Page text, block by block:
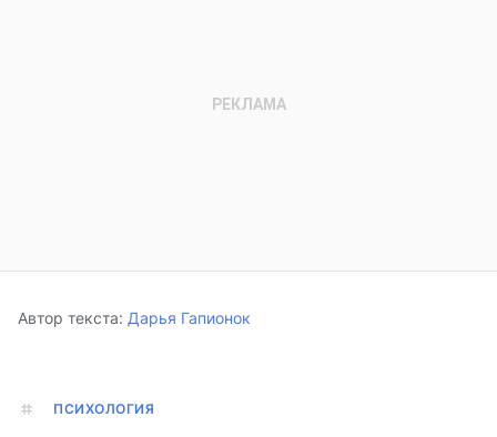
Автор текста: Дарья Гапионок
ПСИХОЛОГИЯ